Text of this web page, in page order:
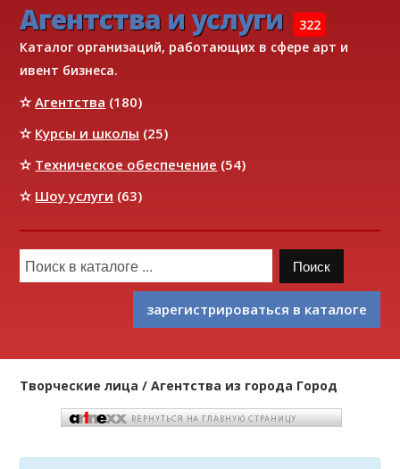
Агентства и услуги
322
Каталог организаций, работающих в сфере арт и
ивент бизнеса.
✫Агентства (180)
✫ Курсы и школы (25)
✫ Техническое обеспечение (54)
✫ Шоу услуги (63)
зарегистрироваться в каталоге
Творческие лица / Агентства из города Город